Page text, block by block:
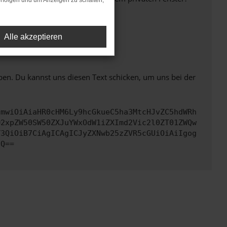
mehr unterstützt werden.
Du kannst uns diesen Text schicken, um uns bei der
Alle akzeptieren